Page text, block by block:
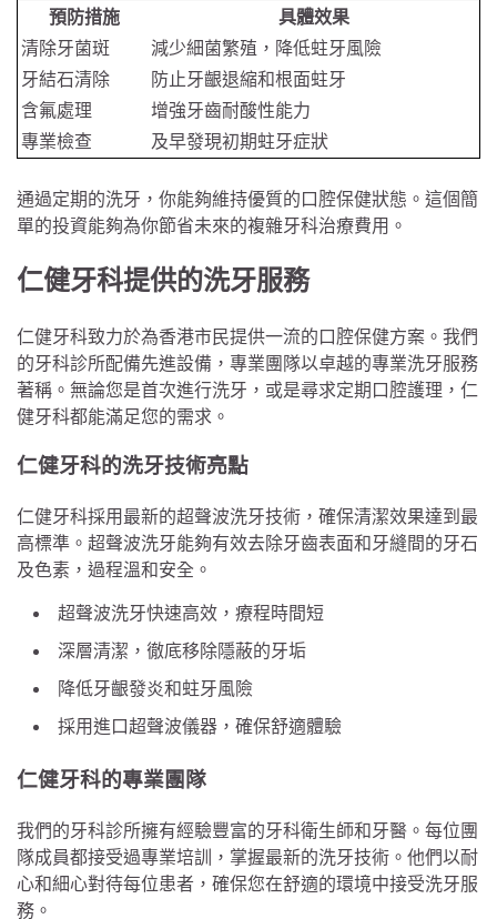
預防措施
具體效果
清除牙菌斑
減少細菌繁殖，降低蛀牙風險
牙結石清除
防止牙齦退縮和根面蛀牙
含氟處理
增強牙齒耐酸性能力
專業檢查
及早發現初期蛀牙症狀
通過定期的洗牙，你能夠維持優質的口腔保健狀態。這個簡
單的投資能夠為你節省未來的複雜牙科治療費用。
仁健牙科提供的洗牙服務
仁健牙科致力於為香港市民提供一流的口腔保健方案。我們
的牙科診所配備先進設備，專業團隊以卓越的專業洗牙服務
著稱。無論您是首次進行洗牙，或是尋求定期口腔護理，仁
健牙科都能滿足您的需求。
仁健牙科的洗牙技術亮點
仁健牙科採用最新的超聲波洗牙技術，確保清潔效果達到最
高標準。超聲波洗牙能夠有效去除牙齒表面和牙縫間的牙石
及色素，過程溫和安全。
超聲波洗牙快速高效，療程時間短
深層清潔，徹底移除隱蔽的牙垢
降低牙齦發炎和蛀牙風險
採用進口超聲波儀器，確保舒適體驗
仁健牙科的專業團隊
我們的牙科診所擁有經驗豐富的牙科衛生師和牙醫。每位團
隊成員都接受過專業培訓，掌握最新的洗牙技術。他們以耐
心和細心對待每位患者，確保您在舒適的環境中接受洗牙服
務。